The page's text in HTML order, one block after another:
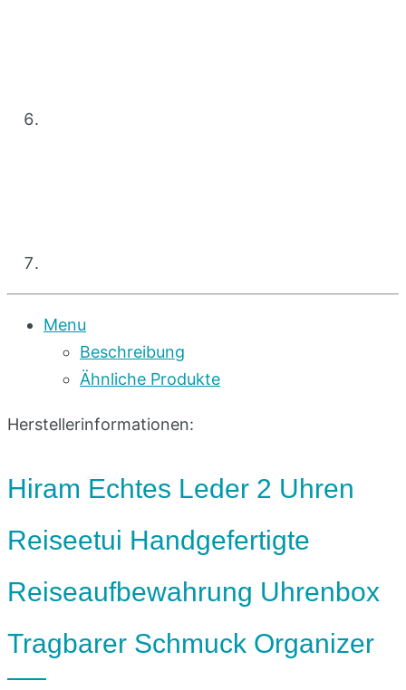
Menu
Beschreibung
Ähnliche Produkte
Herstellerinformationen:
Hiram Echtes Leder 2 Uhren
Reiseetui Handgefertigte
Reiseaufbewahrung Uhrenbox
Tragbarer Schmuck Organizer